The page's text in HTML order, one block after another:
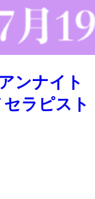
ンナイト
ラピスト